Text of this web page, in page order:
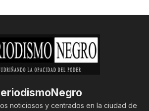
noticiosos y centrados en la ciudad de